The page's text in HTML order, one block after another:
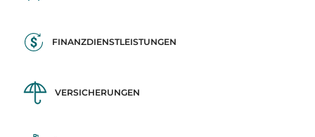
FINANZDIENSTLEISTUNGEN
VERSICHERUNGEN